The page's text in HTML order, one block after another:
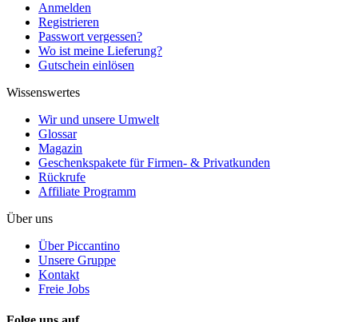
Anmelden
Registrieren
Passwort vergessen?
Wo ist meine Lieferung?
Gutschein einlösen
Wissenswertes
Wir und unsere Umwelt
Glossar
Magazin
Geschenkspakete für Firmen- & Privatkunden
Rückrufe
Affiliate Programm
Über uns
Über Piccantino
Unsere Gruppe
Kontakt
Freie Jobs